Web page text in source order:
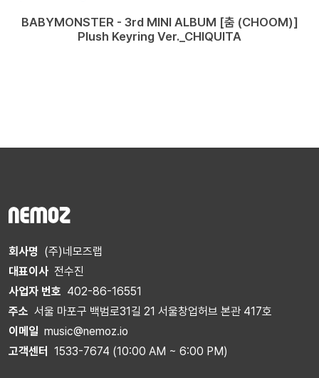
BABYMONSTER - 3rd MINI ALBUM [춤 (CHOOM)]
Plush Keyring Ver._CHIQUITA
회사명 (주)네모즈랩
대표이사 전수진
사업자 번호 402-86-16551
주소 서울 마포구 백범로31길 21 서울창업허브 본관 417호
이메일 music@nemoz.io
고객센터
1533-7674 (10:00 AM ~ 6:00 PM)